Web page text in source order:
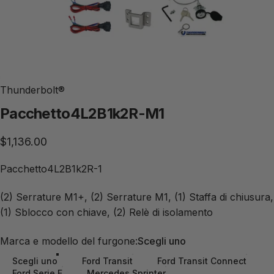
Thunderbolt®
Pacchetto4L2B1k2R-M1
$1,136.00
Pacchetto4L2B1k2R-1
(2) Serrature M1+, (2) Serrature M1, (1) Staffa di chiusura,
(1) Sblocco con chiave, (2) Relè di isolamento
Marca e modello del furgone:
Marca e modello del furgone:Scegli uno
Scegli uno Ford Transit
Ford Transit Connect